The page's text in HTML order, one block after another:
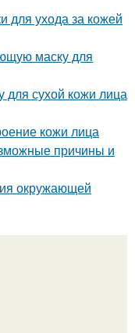
для ухода за кожей
маску для
для сухой кожи лица
кожи лица
причины и
окружающей